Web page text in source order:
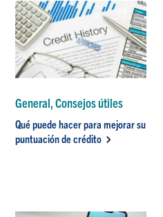
General, Consejos útiles
Qué puede hacer para mejorar su
puntuación de crédito